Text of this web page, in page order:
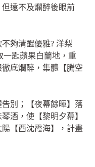
遠不及爛醉後眼前
夠清醒優雅? 洋梨
一匙蘋果白蘭地，重
底爛醉，集體【騰空
告別；【夜幕餘暉】落
酒，使【黎明夕幕】
【西沈霞海】，計畫